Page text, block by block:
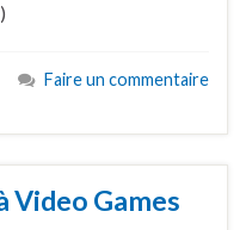
Faire un commentaire
Video Games